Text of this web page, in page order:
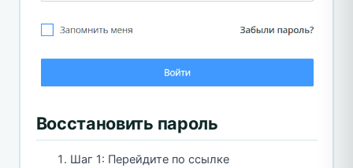
Восстановить пароль
Шаг 1: Перейдите по ссылке